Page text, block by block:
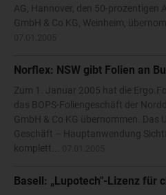
AG, Hannover, den 50-prozentigen
GmbH & Co KG, Weinheim,
Norflex: NSW gibt Folien an
Zum 1. Januar 2005 hat die
das BOPS-Foliengeschäft der
GmbH & Co KG übernommen. Das
Geschäft – Hauptanwendung
komplett...
Basell: „Lupotech"-Lizenz für